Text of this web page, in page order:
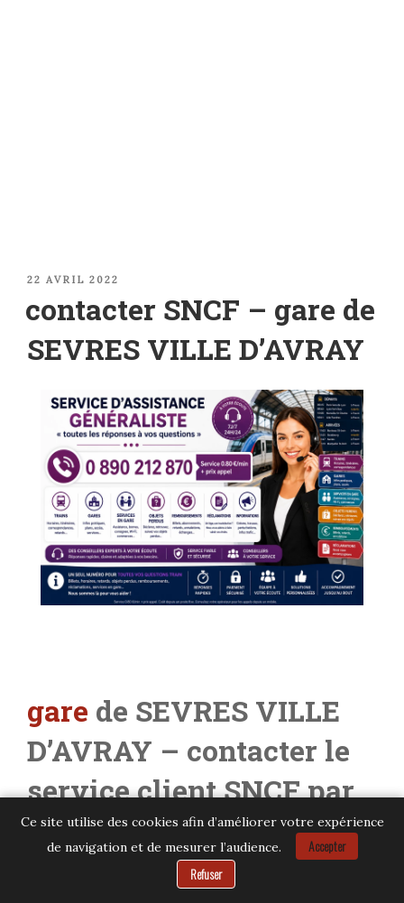
PUBLIÉ
22 AVRIL 2022
contacter SNCF – gare de
SEVRES VILLE D’AVRAY
gare de SEVRES VILLE
D’AVRAY – contacter le
service client SNCF par
téléphone
contacter SNCF – gare de SEVRES VILLE D’AVRAY :
Ce site utilise des cookies afin d’améliorer votre expérience
de navigation et de mesurer l’audience.
Accepter
Refuser